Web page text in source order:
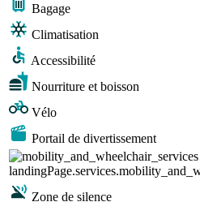
Bagage
Climatisation
Accessibilité
Nourriture et boisson
Vélo
Portail de divertissement
Zone de silence